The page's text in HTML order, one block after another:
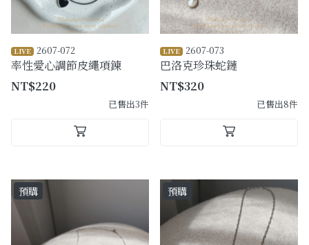
LIVE 2607-072
率性愛心調節皮繩項鍊
NT$220
已售出3件
LIVE 2607-073
巴洛克珍珠蛇鏈
NT$320
已售出8件
預購 預購